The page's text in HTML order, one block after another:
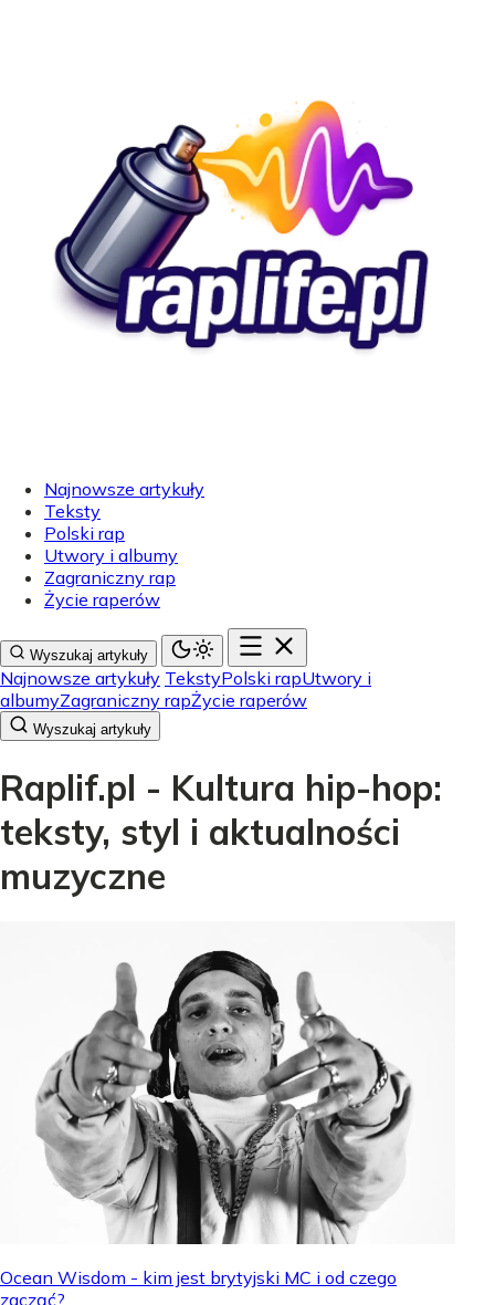
Najnowsze artykuły
Teksty
Polski rap
Utwory i albumy
Zagraniczny rap
Życie raperów
Wyszukaj artykuły
Najnowsze artykuły TekstyPolski rapUtwory i
albumyZagraniczny rapŻycie raperów
Wyszukaj artykuły
Raplif.pl - Kultura hip-hop:
teksty, styl i aktualności
muzyczne
Ocean Wisdom - kim jest brytyjski MC i od czego
zacząć?